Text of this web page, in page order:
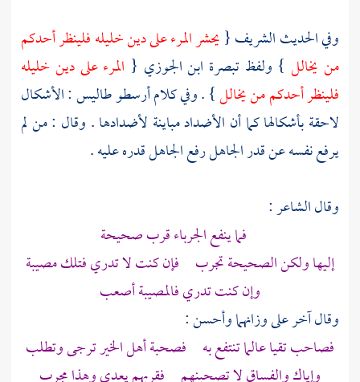
وفي الحديث الشريف {يحشر المرء على دين خليله فلينظر أحدكم
من يخالل } ولفظ تبصرة ابن الجوزي { المرء على دين خليله
فلينظر أحدكم من يخالل} . وفي كلامأرسطو طاليس: الأشكال
لاحقة بأشكالها كما أن الأضداد مباينة لأضدادها . وقال : من لم
يرفع نفسه عن قدر الجاهل رفع الجاهل قدره عليه .
وقال الشاعر :
فما ينفع الجرباء قرب صحيحة
إليها ولكن الصحيحة تجرب فإن كنت لا تدري فتلك مصيبة
وإن كنت تدري فالمصيبة أصعب
وقال آخر على وزانهما وأحسن :
فصاحب تقيا عالما تنتفع به فصحبة أهل الخير ترجى وتطلب